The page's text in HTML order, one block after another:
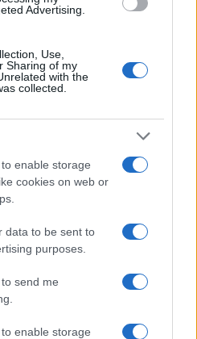
Advertising.
Use,
Sharing of my
with the
collected.
enable storage
cookies on web or
data to be sent to
purposes.
send me
enable storage